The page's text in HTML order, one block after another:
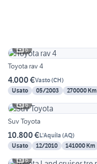
6
Toyota rav 4
4.000 €Vasto(CH)
Usato
05/2003 270000 Km
6
Suv Toyota
10.800 €L'Aquila (AQ)
Usato
12/2010 141000 Km
6